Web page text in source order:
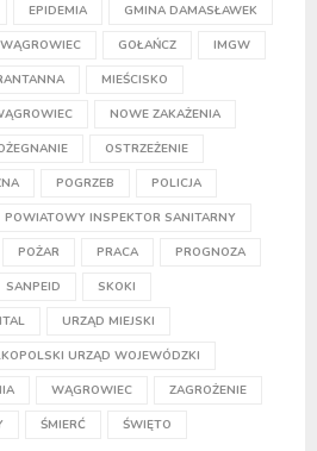
EPIDEMIA GMINA DAMASŁAWEK
GOŁAŃCZ IMGW
MIEŚCISKO
NOWE ZAKAŻENIA
OSTRZEŻENIE
POGRZEB POLICJA
POWIATOWY INSPEKTOR SANITARNY
POŻAR PRACA PROGNOZA
SANPEID SKOKI
URZĄD MIEJSKI
URZĄD WOJEWÓDZKI
WĄGROWIEC ZAGROŻENIE
ŚMIERĆ ŚWIĘTO